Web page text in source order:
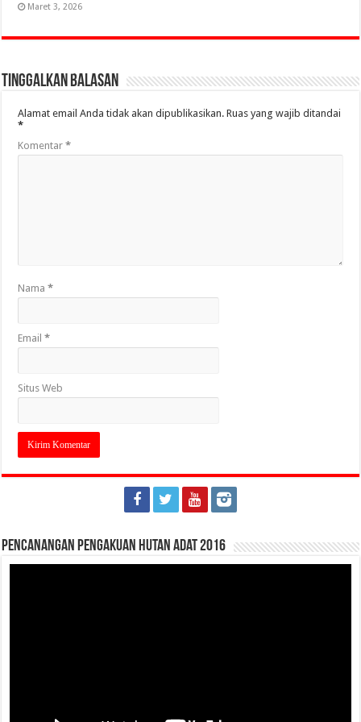
Maret 3, 2026
Tinggalkan Balasan
Alamat email Anda tidak akan dipublikasikan. Ruas yang wajib ditandai
*
Komentar*
Nama*
Email*
Situs Web
Pencanangan Pengakuan Hutan Adat 2016